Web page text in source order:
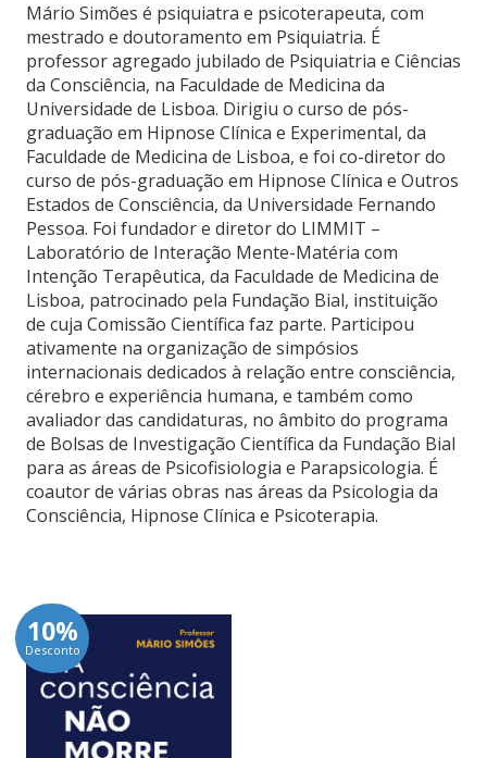
Mário Simões é psiquiatra e psicoterapeuta, com
mestrado e doutoramento em Psiquiatria. É
professor agregado jubilado de Psiquiatria e Ciências
da Consciência, na Faculdade de Medicina da
Universidade de Lisboa. Dirigiu o curso de pós-
graduação em Hipnose Clínica e Experimental, da
Faculdade de Medicina de Lisboa, e foi co-diretor do
curso de pós-graduação em Hipnose Clínica e Outros
Estados de Consciência, da Universidade Fernando
Pessoa. Foi fundador e diretor do LIMMIT –
Laboratório de Interação Mente-Matéria com
Intenção Terapêutica, da Faculdade de Medicina de
Lisboa, patrocinado pela Fundação Bial, instituição
de cuja Comissão Científica faz parte. Participou
ativamente na organização de simpósios
internacionais dedicados à relação entre consciência,
cérebro e experiência humana, e também como
avaliador das candidaturas, no âmbito do programa
de Bolsas de Investigação Científica da Fundação Bial
para as áreas de Psicofisiologia e Parapsicologia. É
coautor de várias obras nas áreas da Psicologia da
Consciência, Hipnose Clínica e Psicoterapia.
10%
Desconto